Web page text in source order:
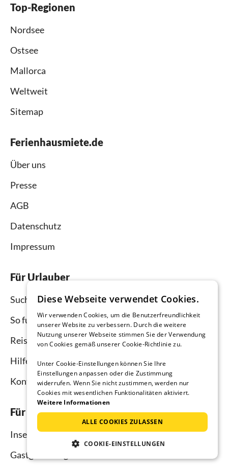
Top-Regionen
Nordsee
Ostsee
Mallorca
Weltweit
Sitemap
Ferienhausmiete.de
Über uns
Presse
AGB
Datenschutz
Impressum
Für Urlauber
Suche
So funktioniert`s
Reisemagazin
Hilfe Urlauber
Kontakt
Für Vermieter
Inserieren und vermieten
Gastgebermagazin
Diese Webseite verwendet Cookies.
Wir verwenden Cookies, um die Benutzerfreundlichkeit
unserer Website zu verbessern. Durch die weitere
Nutzung unserer Webseite stimmen Sie der Verwendung
von Cookies gemäß unserer Cookie-Richtlinie zu.
Unter Cookie-Einstellungen können Sie Ihre
Einstellungen anpassen oder die Zustimmung
widerrufen. Wenn Sie nicht zustimmen, werden nur
Cookies mit wesentlichen Funktionalitäten aktiviert.
Weitere Informationen
ALLE COOKIES ZULASSEN
COOKIE-EINSTELLUNGEN